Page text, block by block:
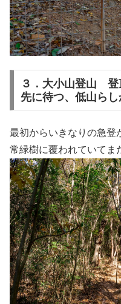
３．大小山登山
先に待つ、低山ら
最初からいきなりの急登
常緑樹に覆われていてま